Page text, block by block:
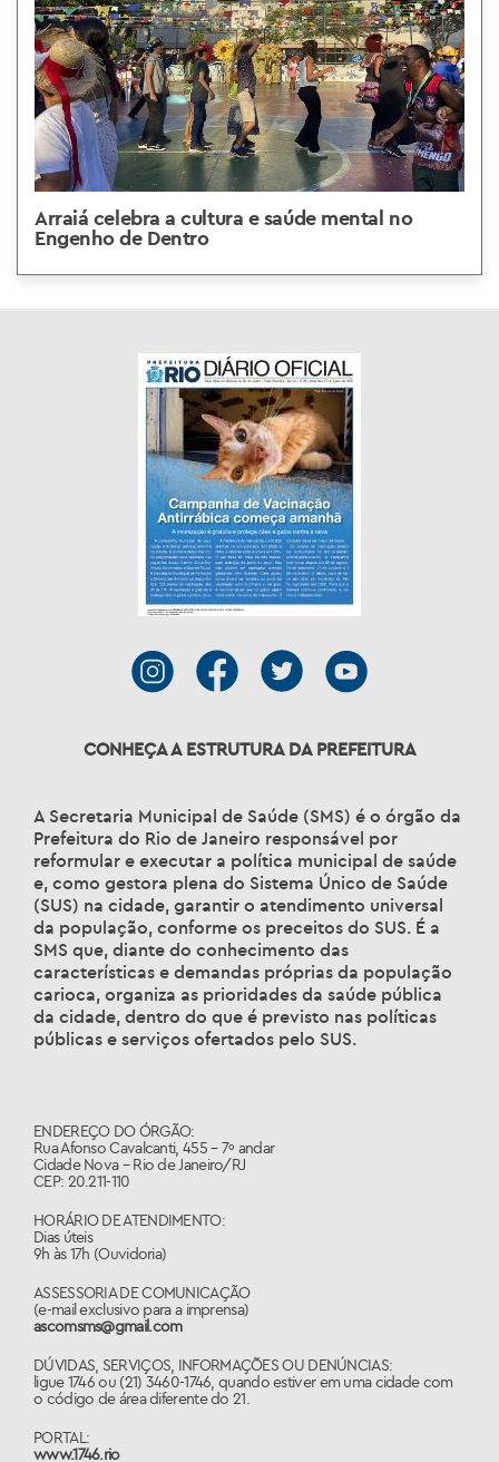
Arraiá celebra a cultura e saúde mental no
Engenho de Dentro
CONHEÇA A ESTRUTURA DA PREFEITURA
A Secretaria Municipal de Saúde (SMS) é o órgão da
Prefeitura do Rio de Janeiro responsável por
reformular e executar a política municipal de saúde
e, como gestora plena do Sistema Único de Saúde
(SUS) na cidade, garantir o atendimento universal
da população, conforme os preceitos do SUS. É a
SMS que, diante do conhecimento das
características e demandas próprias da população
carioca, organiza as prioridades da saúde pública
da cidade, dentro do que é previsto nas políticas
públicas e serviços ofertados pelo SUS.
ENDEREÇO DO ÓRGÃO:
Rua Afonso Cavalcanti, 455 – 7º andar
Cidade Nova – Rio de Janeiro/RJ
CEP: 20.211-110
HORÁRIO DE ATENDIMENTO:
Dias úteis
9h às 17h (Ouvidoria)
ASSESSORIA DE COMUNICAÇÃO
(e-mail exclusivo para a imprensa)
ascomsms@gmail.com
DÚVIDAS, SERVIÇOS, INFORMAÇÕES OU DENÚNCIAS:
ligue 1746 ou (21) 3460-1746, quando estiver em uma cidade com
o código de área diferente do 21.
PORTAL:
www.1746.rio